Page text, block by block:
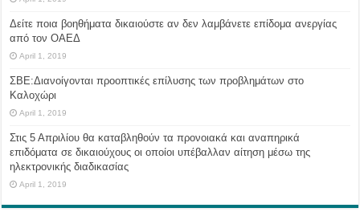
Δείτε ποια βοηθήματα δικαιούστε αν δεν λαμβάνετε επίδομα ανεργίας
από τον ΟΑΕΔ
April 1, 2019
ΣΒΕ:Διανοίγονται προοπτικές επίλυσης των προβλημάτων στο
Καλοχώρι
April 1, 2019
Στις 5 Απριλίου θα καταβληθούν τα προνοιακά και αναπηρικά
επιδόματα σε δικαιούχους οι οποίοι υπέβαλλαν αίτηση μέσω της
ηλεκτρονικής διαδικασίας
April 1, 2019